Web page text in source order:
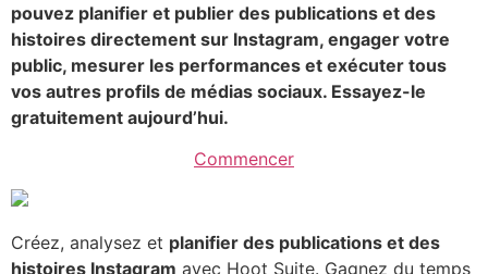
pouvez planifier et publier des publications et des
histoires directement sur Instagram, engager votre
public, mesurer les performances et exécuter tous
vos autres profils de médias sociaux. Essayez-le
gratuitement aujourd’hui.
Commencer
Créez, analysez et planifier des publications et des
histoires Instagram avec Hoot Suite. Gagnez du temps